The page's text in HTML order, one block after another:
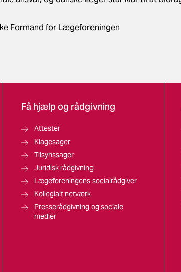
Formand for Lægeforeningen
Få hjælp og rådgivning
Attester
Klagesager
Tilsynssager
Juridisk rådgivning
Lægeforeningens socialrådgiver
Kollegialt netværk
Presserådgivning og sociale
medier